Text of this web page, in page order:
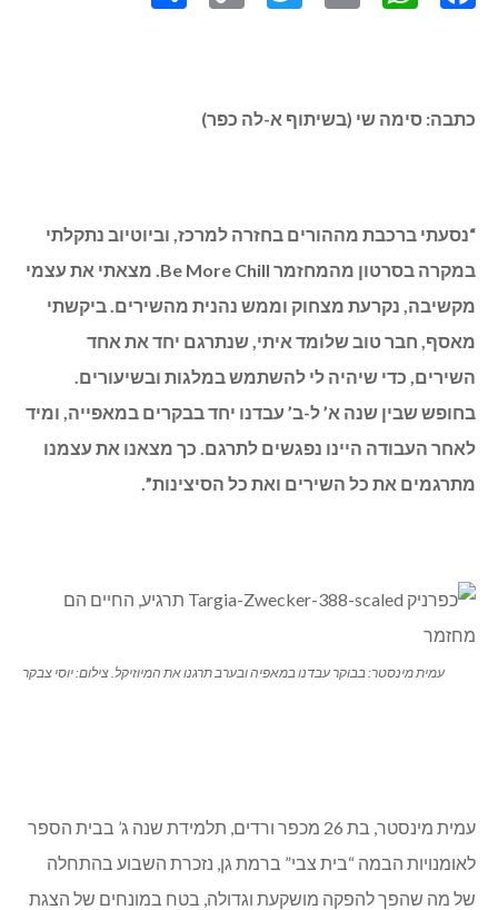
כתבה: סימה שי (בשיתוף א-לה כפר)
“נסעתי ברכבת מההורים בחזרה למרכז, וביוטיוב נתקלתי
במקרה בסרטון מהמחזמר Be More Chill. מצאתי את עצמי
מקשיבה, נקרעת מצחוק וממש נהנית מהשירים. ביקשתי
מאסף, חבר טוב שלומד איתי, שנתרגם יחד את אחד
השירים, כדי שיהיה לי להשתמש במלגות ובשיעורים.
בחופש שבין שנה א’ ל-ב’ עבדנו יחד בבקרים במאפייה, ומיד
לאחר העבודה היינו נפגשים לתרגם. כך מצאנו את עצמנו
מתרגמים את כל השירים ואת כל הסיצינות”.
עמית מינסטר: בבוקר עבדנו במאפיה ובערב תרגנו את המיוזיקל. צילום: יוסי צבקר
עמית מינסטר, בת 26 מכפר ורדים, תלמידת שנה ג’ בבית הספר
לאומנויות הבמה “בית צבי” ברמת גן, נזכרת השבוע בהתחלה
של מה שהפך להפקה מושקעת וגדולה, בטח במונחים של הצגת